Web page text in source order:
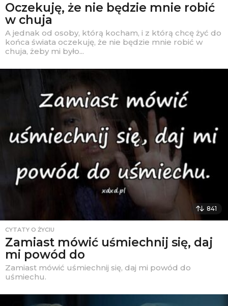
Oczekuję, że nie będzie mnie robić
w chuja
A jednak od osoby, którą kocham, i z którą chcę żyć do
końca świata oczekuję, że nie będzie mnie robić w
chuja, żeby mi było...
841
CYTATY O ŻYCIU
Zamiast mówić uśmiechnij się, daj
mi powód do
Zamiast mówić uśmiechnij się, daj mi powód do
uśmiechu.